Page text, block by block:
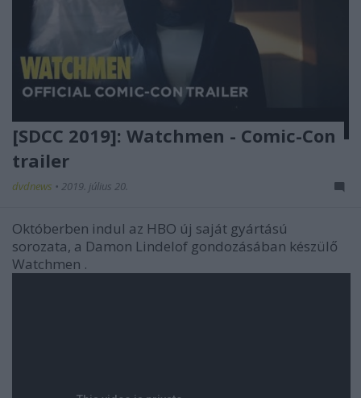
[SDCC 2019]: Watchmen - Comic-Con
trailer
dvdnews • 2019. július 20.
Októberben indul az HBO új saját gyártású
sorozata, a Damon Lindelof gondozásában készülő
Watchmen .